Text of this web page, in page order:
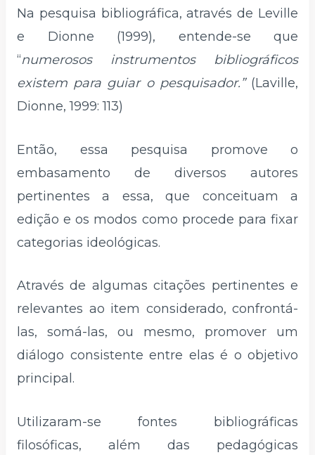
Na pesquisa bibliográfica, através de Leville
e Dionne (1999), entende-se que
“numerosos
instrumentos bibliográficos
existem para guiar o pesquisador.”(Laville,
Dionne, 1999: 113)
Então, essa pesquisa promove o
embasamento de diversos autores
pertinentes a essa, que conceituam a
edição e os modos como procede para fixar
categorias ideológicas.
Através de algumas citações pertinentes e
relevantes ao item considerado, confrontá-
las, somá-las, ou mesmo, promover um
diálogo consistente entre elas é o objetivo
principal.
Utilizaram-se fontes bibliográficas
filosóficas, além das pedagógicas